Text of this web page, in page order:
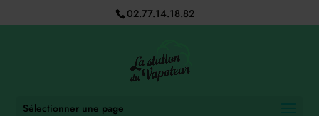
02.77.14.18.82
Sélectionner une page